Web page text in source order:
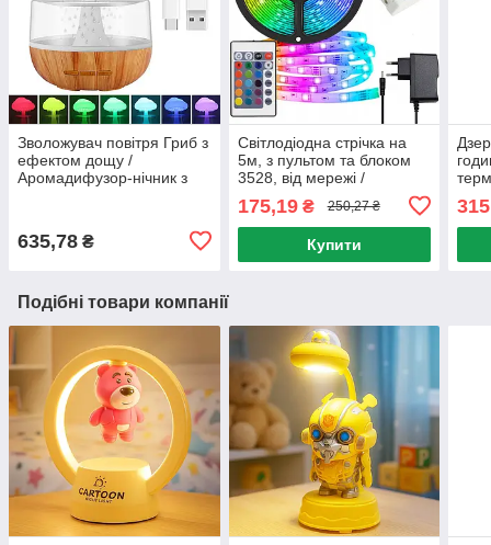
Зволожувач повітря Гриб з
ефектом дощу /
Аромадифузор-нічник з
635,78 ₴
Світлодіодна стрічка на
5м, з пультом та блоком
3528, від мережі /
Багатокольорова стрічка
RGB / Гнучка підсвітка
175,19₴ 250,27 ₴
Купити
315
Подібні товари компанії